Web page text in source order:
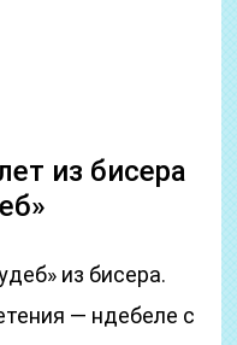
из бисера
из бисера.
— ндебеле с